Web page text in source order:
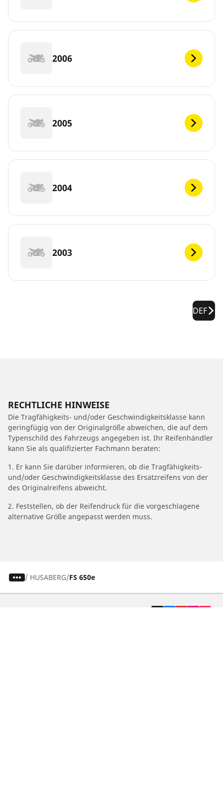
2006
2005
2004
2003
DEF
RECHTLICHE HINWEISE
Die Tragfähigkeits- und/oder Geschwindigkeitsklasse kann
geringfügig von der Originalgröße abweichen, die auf dem
Typenschild des Fahrzeugs angegeben ist. Ihr Reifenhändler
kann Sie als qualifizierter Fachmann beraten:
1. Er kann Sie darüber informieren, ob die Tragfähigkeits-
und/oder Geschwindigkeitsklasse des Ersatzreifens von der
des Originalreifens abweicht.
2. Feststellen, ob der Reifendruck für die vorgeschlagene
alternative Größe angepasst werden muss.
/ HUSABERG FS 650e